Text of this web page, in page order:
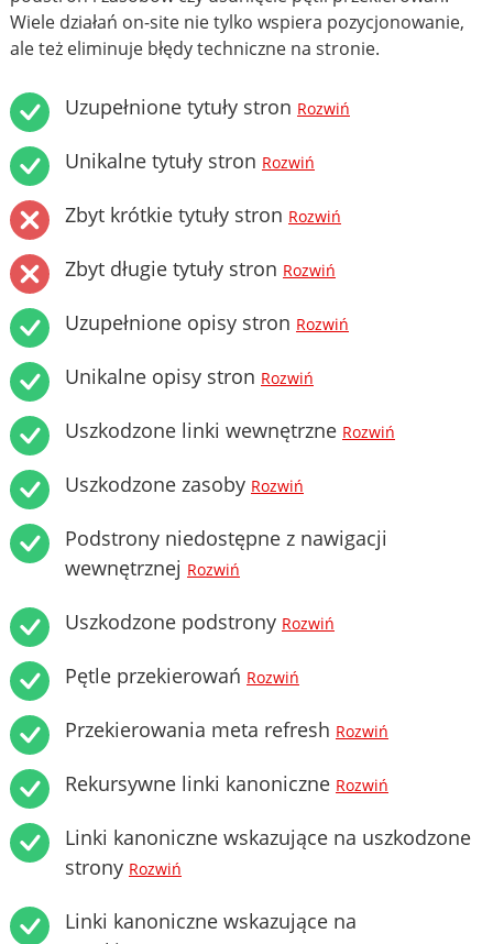
Wiele działań on-site nie tylko wspiera pozycjonowanie,
ale też eliminuje błędy techniczne na stronie.
Uzupełnione tytuły stron Rozwiń
Unikalne tytuły stron Rozwiń
Zbyt krótkie tytuły stron Rozwiń
Zbyt długie tytuły stron Rozwiń
Uzupełnione opisy stron Rozwiń
Unikalne opisy stron Rozwiń
Uszkodzone linki wewnętrzne Rozwiń
Uszkodzone zasoby Rozwiń
Podstrony niedostępne z nawigacji
wewnętrznej Rozwiń
Uszkodzone podstrony Rozwiń
Pętle przekierowań Rozwiń
Przekierowania meta refresh Rozwiń
Rekursywne linki kanoniczne Rozwiń
Linki kanoniczne wskazujące na uszkodzone
strony Rozwiń
Linki kanoniczne wskazujące na